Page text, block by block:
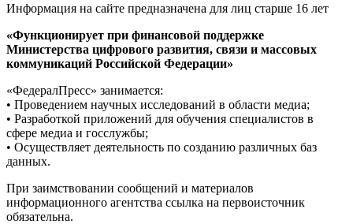
Информация на сайте предназначена для лиц старше 16 лет
«Функционирует при финансовой поддержке
Министерства цифрового развития, связи и массовых
коммуникаций Российской Федерации»
«ФедералПресс» занимается:
• Проведением научных исследований в области медиа;
• Разработкой приложений для обучения специалистов в
сфере медиа и госслужбы;
• Осуществляет деятельность по созданию различных баз
данных.
При заимствовании сообщений и материалов
информационного агентства ссылка на первоисточник
обязательна.